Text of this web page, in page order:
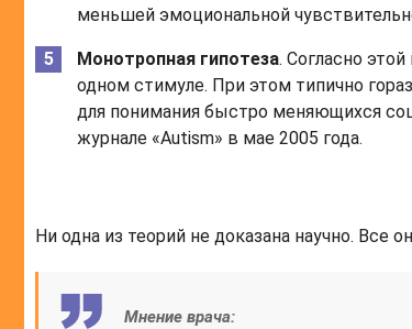
меньшей эмоциональной
Монотропная гипотеза. Согласно
одном стимуле. При этом типично
для понимания быстро меняющихся
журнале «Autism» в мае 2005 года.
Ни одна из теорий не доказана научно. Все
Мнение врача: